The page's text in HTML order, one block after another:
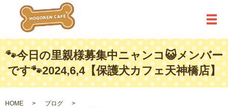
メ
🐾今日の里親様募集中ニャンコ😺メンバー
です🐾2024,6,4【保護犬カフェ天神橋店】
HOME
ブログ